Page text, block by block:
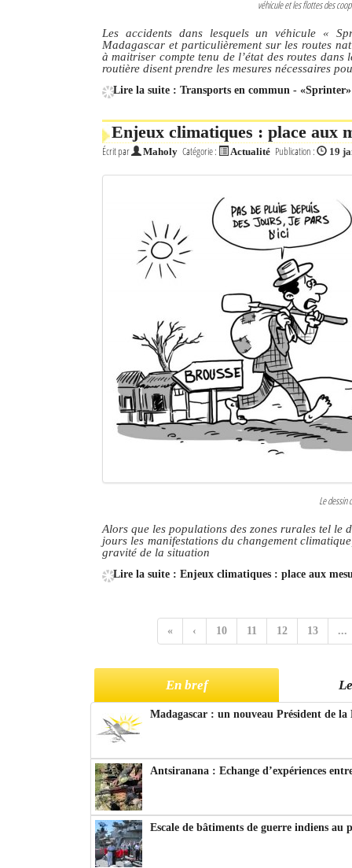
véhicule et les flottes des
Les accidents dans lesquels un véhicule «
Madagascar et particulièrement sur les routes
à maitriser compte tenu de l’état des routes
routière disent prendre les mesures nécessaires
Lire la suite : Transports en commun -
Enjeux climatiques : place aux
Écrit par Maholy Catégorie : Actualité Publication : 19
Le dessin
Alors que les populations des zones rurales tel le
jours les manifestations du changement
gravité de la situation
Lire la suite : Enjeux climatiques : place aux
« ‹ 10 11 12 13 ...
En bref
Madagascar : un nouveau Président de
Antsiranana : Echange d’expériences
Escale de bâtiments de guerre indiens au